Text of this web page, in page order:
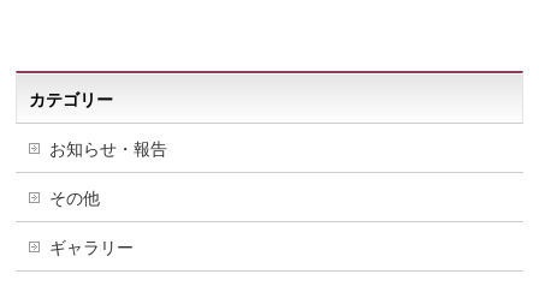
カテゴリー
お知らせ・報告
その他
ギャラリー